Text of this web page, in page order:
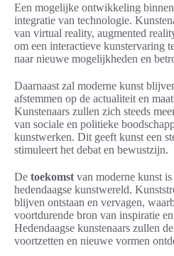
Een mogelijke ontwikkeling
integratie van technologie.
van virtual reality, augmented
om een interactieve kunstervaring
naar nieuwe mogelijkheden en
Daarnaast zal moderne kunst
afstemmen op de actualiteit en
Kunstenaars zullen zich steeds
van sociale en politieke
kunstwerken. Dit geeft kunst een
stimuleert het debat en bewustzijn.
De toekomst van moderne kunst
hedendaagse kunstwereld.
blijven ontstaan en vervagen,
voortdurende bron van inspiratie
Hedendaagse kunstenaars zullen
voortzetten en nieuwe vormen